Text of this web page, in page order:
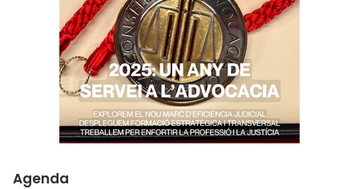
Agenda